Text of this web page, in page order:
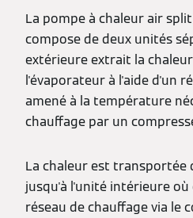
La pompe à chaleur air
compose de deux unités
extérieure extrait la
l'évaporateur à l'aide d'un
amené à la température
chauffage par un
La chaleur est transportée
jusqu'à l'unité intérieure
réseau de chauffage via le